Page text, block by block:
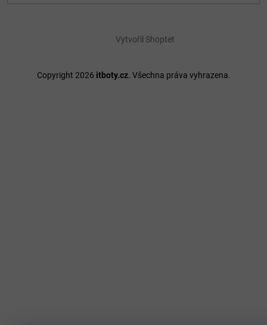
Vytvořil Shoptet
Copyright 2026 itboty.cz. Všechna práva vyhrazena.